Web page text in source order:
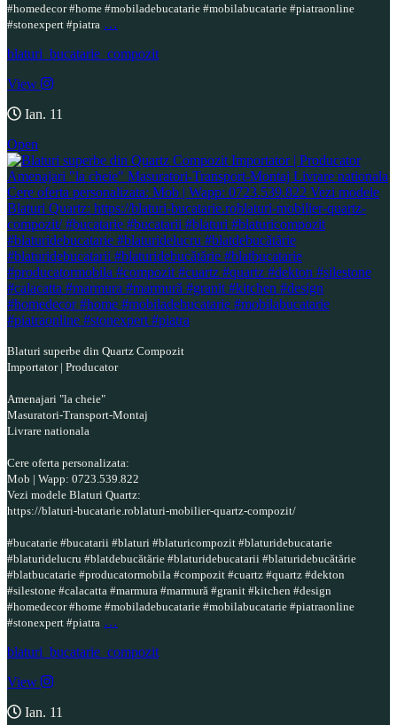
#homedecor #home #mobiladebucatarie #mobilabucatarie #piatraonline
#stonexpert #piatra …
blaturi_bucatarie_compozit
View
Ian. 11
Open
Blaturi superbe din Quartz Compozit
Importator | Producator
Amenajari "la cheie"
Masuratori-Transport-Montaj
Livrare nationala
Cere oferta personalizata:
Mob | Wapp: 0723.539.822
Vezi modele Blaturi Quartz:
https://blaturi-bucatarie.roblaturi-mobilier-quartz-compozit/
#bucatarie #bucatarii #blaturi #blaturicompozit #blaturidebucatarie
#blaturidelucru #blatdebucătărie #blaturidebucatarii #blaturidebucătărie
#blatbucatarie #producatormobila #compozit #cuartz #quartz #dekton
#silestone #calacatta #marmura #marmură #granit #kitchen #design
#homedecor #home #mobiladebucatarie #mobilabucatarie #piatraonline
#stonexpert #piatra …
blaturi_bucatarie_compozit
View
Ian. 11